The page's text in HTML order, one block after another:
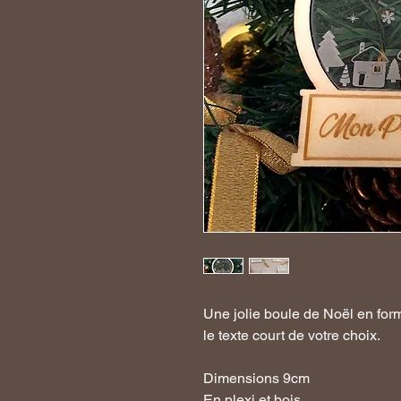
Une jolie boule de Noël en
le texte court de votre choix.
Dimensions 9cm